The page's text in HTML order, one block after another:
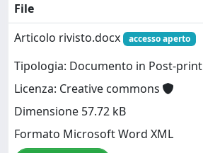
File
Articolo rivisto.docx
accesso aperto
Tipologia: Documento in Post-print
Licenza: Creative commons
Dimensione 57.72 kB
Formato Microsoft Word XML